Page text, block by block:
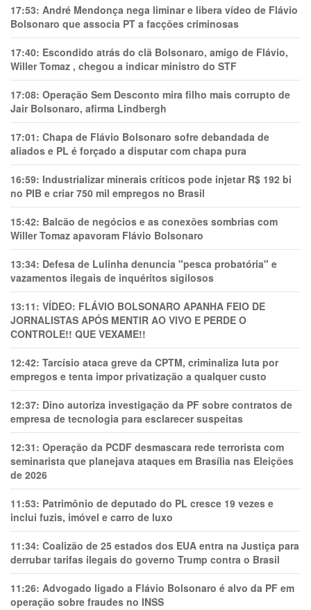
17:53: André Mendonça nega liminar e libera vídeo de Flávio
Bolsonaro que associa PT a facções criminosas
17:40: Escondido atrás do clã Bolsonaro, amigo de Flávio,
Willer Tomaz , chegou a indicar ministro do STF
17:08: Operação Sem Desconto mira filho mais corrupto de
Jair Bolsonaro, afirma Lindbergh
17:01: Chapa de Flávio Bolsonaro sofre debandada de
aliados e PL é forçado a disputar com chapa pura
16:59: Industrializar minerais críticos pode injetar R$ 192 bi
no PIB e criar 750 mil empregos no Brasil
15:42: Balcão de negócios e as conexões sombrias com
Willer Tomaz apavoram Flávio Bolsonaro
13:34: Defesa de Lulinha denuncia "pesca probatória" e
vazamentos ilegais de inquéritos sigilosos
13:11: VÍDEO: FLÁVIO BOLSONARO APANHA FEIO DE
JORNALISTAS APÓS MENTIR AO VIVO E PERDE O
CONTROLE!! QUE VEXAME!!
12:42: Tarcísio ataca greve da CPTM, criminaliza luta por
empregos e tenta impor privatização a qualquer custo
12:37: Dino autoriza investigação da PF sobre contratos de
empresa de tecnologia para esclarecer suspeitas
12:31: Operação da PCDF desmascara rede terrorista com
seminarista que planejava ataques em Brasília nas Eleições
de 2026
11:53: Patrimônio de deputado do PL cresce 19 vezes e
inclui fuzis, imóvel e carro de luxo
11:34: Coalizão de 25 estados dos EUA entra na Justiça para
derrubar tarifas ilegais do governo Trump contra o Brasil
11:26: Advogado ligado a Flávio Bolsonaro é alvo da PF em
operação sobre fraudes no INSS